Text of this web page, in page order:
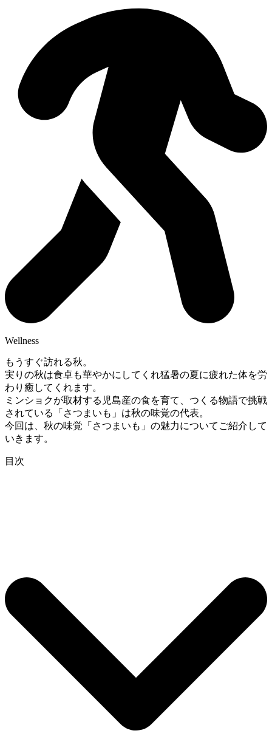
Wellness
もうすぐ訪れる秋。
実りの秋は食卓も華やかにしてくれ猛暑の夏に疲れた体を労
わり癒してくれます。
ミンショクが取材する児島産の食を育て、つくる物語で挑戦
されている「さつまいも」は秋の味覚の代表。
今回は、秋の味覚「さつまいも」の魅力についてご紹介して
いきます。
目次